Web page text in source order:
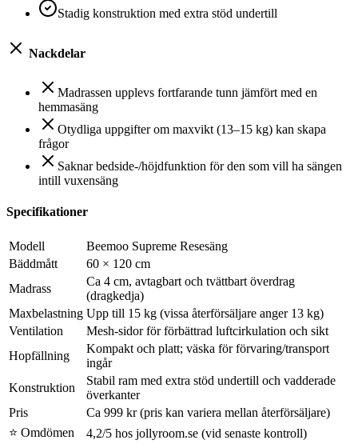
Stadig konstruktion med extra stöd undertill
Nackdelar
Madrassen upplevs fortfarande tunn jämfört med en
hemmasäng
Otydliga uppgifter om maxvikt (13–15 kg) kan skapa
frågor
Saknar bedside-/höjdfunktion för den som vill ha sängen
intill vuxensäng
Specifikationer
Modell
Beemoo Supreme Resesäng
Bäddmått
60 × 120 cm
Madrass
Ca 4 cm, avtagbart och tvättbart överdrag
(dragkedja)
Maxbelastning Upp till 15 kg (vissa återförsäljare anger 13 kg)
Ventilation
Mesh-sidor för förbättrad luftcirkulation och sikt
Hopfällning
Kompakt och platt; väska för förvaring/transport
ingår
Konstruktion
Stabil ram med extra stöd undertill och vadderade
överkanter
Pris
Ca 999 kr (pris kan variera mellan återförsäljare)
⭐ Omdömen
4,2/5 hos jollyroom.se (vid senaste kontroll)